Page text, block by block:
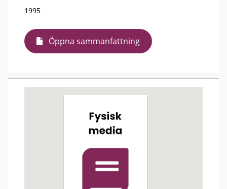
1995
Öppna sammanfattning